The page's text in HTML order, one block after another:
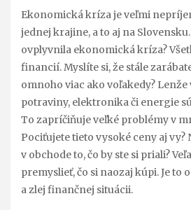
Ekonomická kríza je veľmi
jednej krajine, a to aj na
ovplyvnila ekonomická kríza?
financií. Myslíte si, že stále
omnoho viac ako voľakedy? Lenže
potraviny, elektronika či energie
To zapríčiňuje veľké problémy v
Pociťujete tieto vysoké ceny aj vy?
v obchode to, čo by ste si priali?
premyslieť, čo si naozaj kúpi. Je to
a zlej finančnej situácii.